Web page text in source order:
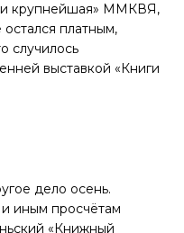
и крупнейшая» ММКВЯ,
платным,
случилось
выставкой «Книги
дело осень.
иным просчётам
«Книжный